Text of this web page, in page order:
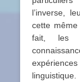
l’inverse,
cette
fait, les